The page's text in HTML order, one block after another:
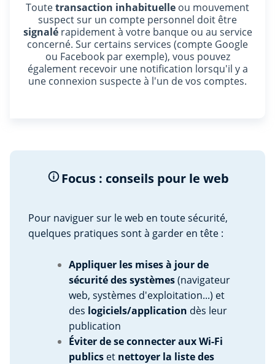
Toutetransaction inhabituelle ou mouvement
suspect sur un compte personnel doit être
signalé rapidement à votre banque ou au service
concerné. Sur certains services (compte Google
ou Facebook par exemple), vous pouvez
également recevoir une notification lorsqu'il y a
une connexion suspecte à l'un de vos comptes.
Focus : conseils pour le web
Pour naviguer sur le web en toute sécurité,
quelques pratiques sont à garder en tête :
Appliquer les mises à jour de
sécurité des systèmes(navigateur
web, systèmes d'exploitation...) et
des logiciels/application dès leur
publication
Éviter de se connecter aux Wi-Fi
publicset nettoyer la liste des